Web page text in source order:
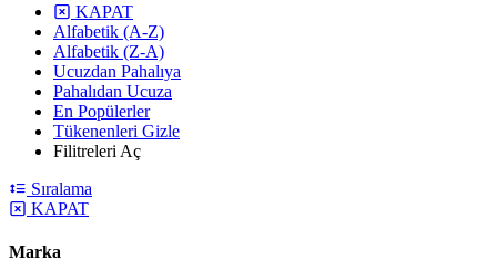
KAPAT
Alfabetik (A-Z)
Alfabetik (Z-A)
Ucuzdan Pahalıya
Pahalıdan Ucuza
En Popülerler
Tükenenleri Gizle
Filitreleri Aç
Sıralama
KAPAT
Marka